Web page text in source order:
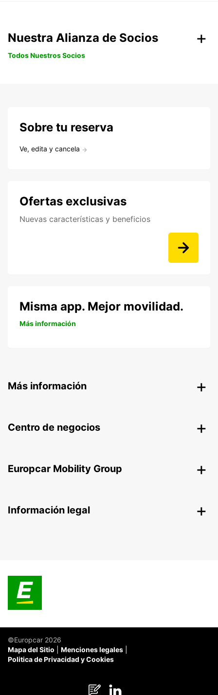
Nuestra Alianza de Socios
Todos Nuestros Socios
Sobre tu reserva
Ve, edita y cancela
Ofertas exclusivas
Nuevas características y beneficios
Misma app. Mejor movilidad.
Más información
Más información
Centro de negocios
Europcar Mobility Group
Información legal
©Europcar 2026
Mapa del Sitio
Menciones legales
Politica de Privacidad y Cookies